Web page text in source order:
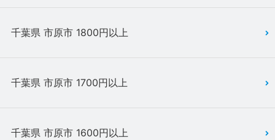
千葉県 市原市 1800円以上
千葉県 市原市 1700円以上
千葉県 市原市 1600円以上